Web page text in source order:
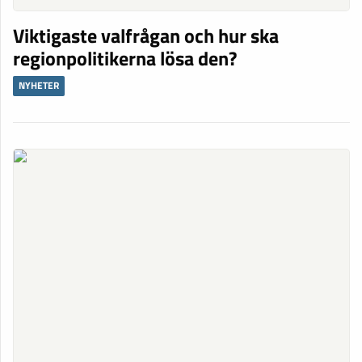
Viktigaste valfrågan och hur ska
regionpolitikerna lösa den?
NYHETER